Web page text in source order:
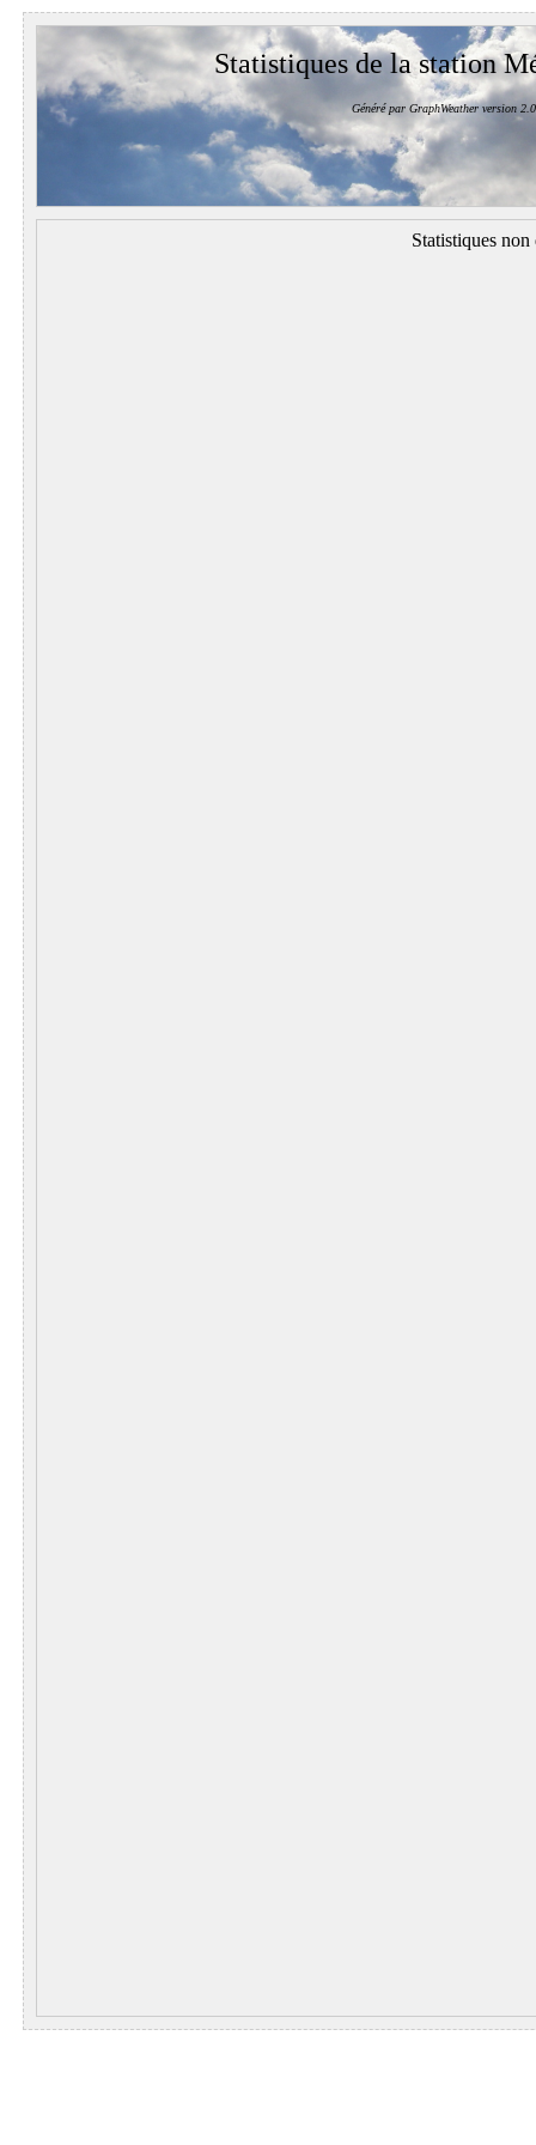
Statistiques de la station
Généré par GraphWeather version 2.0